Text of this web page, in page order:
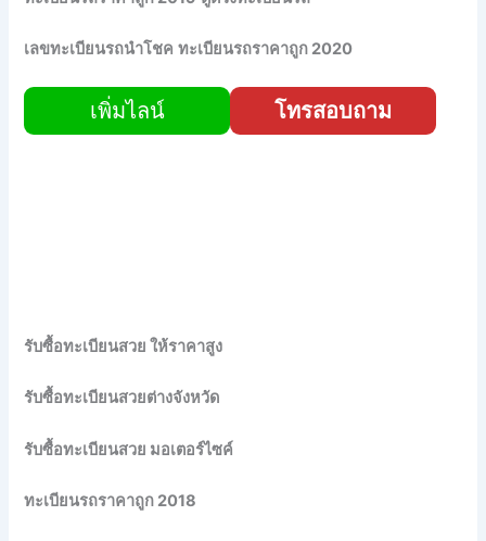
เลขทะเบียนรถนําโชค ทะเบียนรถราคาถูก 2020
เพิ่มไลน์ โทรสอบถาม
รับซื้อทะเบียนสวย ให้ราคาสูง
รับซื้อทะเบียนสวยต่างจังหวัด
รับซื้อทะเบียนสวย มอเตอร์ไซค์
ทะเบียนรถราคาถูก 2018